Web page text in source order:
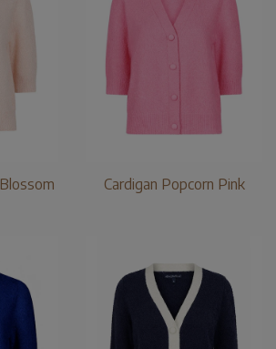
Cardigan Popcorn Pink